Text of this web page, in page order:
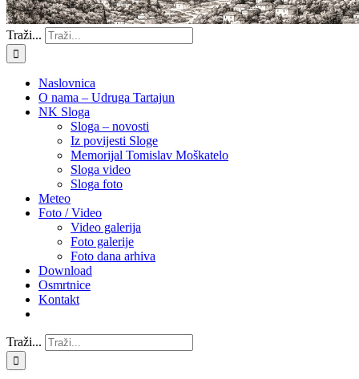
Traži...
Naslovnica
O nama – Udruga Tartajun
NK Sloga
Sloga – novosti
Iz povijesti Sloge
Memorijal Tomislav Moškatelo
Sloga video
Sloga foto
Meteo
Foto / Video
Video galerija
Foto galerije
Foto dana arhiva
Download
Osmrtnice
Kontakt
Traži...